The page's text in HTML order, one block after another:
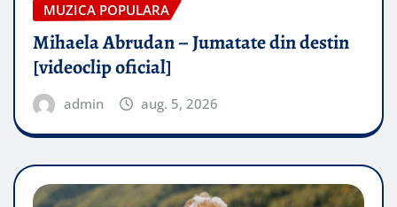
MUZICA POPULARA
Mihaela Abrudan – Jumatate din destin
[videoclip oficial]
admin aug. 5, 2026